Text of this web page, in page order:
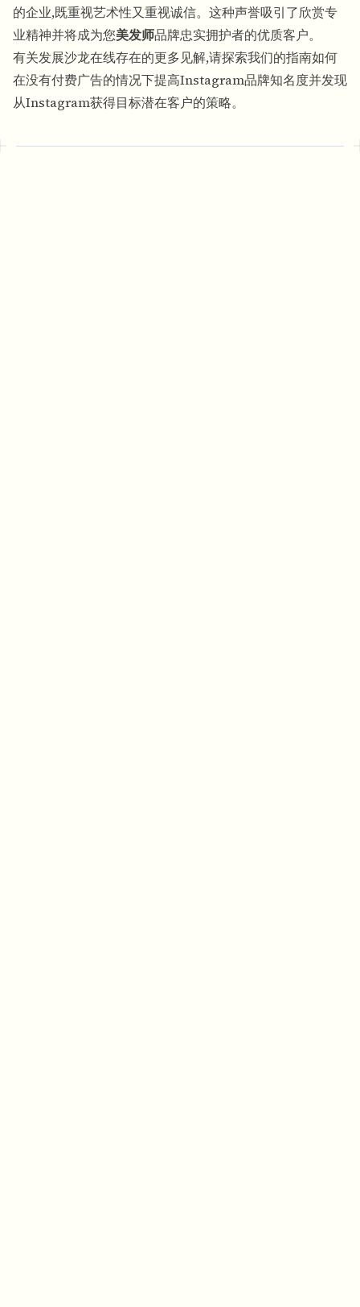
的企业,既重视艺术性又重视诚信。这种声誉吸引了欣赏专
业精神并将成为您美发师品牌忠实拥护者的优质客户。
有关发展沙龙在线存在的更多见解,请探索我们的指南如何
在没有付费广告的情况下提高Instagram品牌知名度并发现
从Instagram获得目标潜在客户的策略。